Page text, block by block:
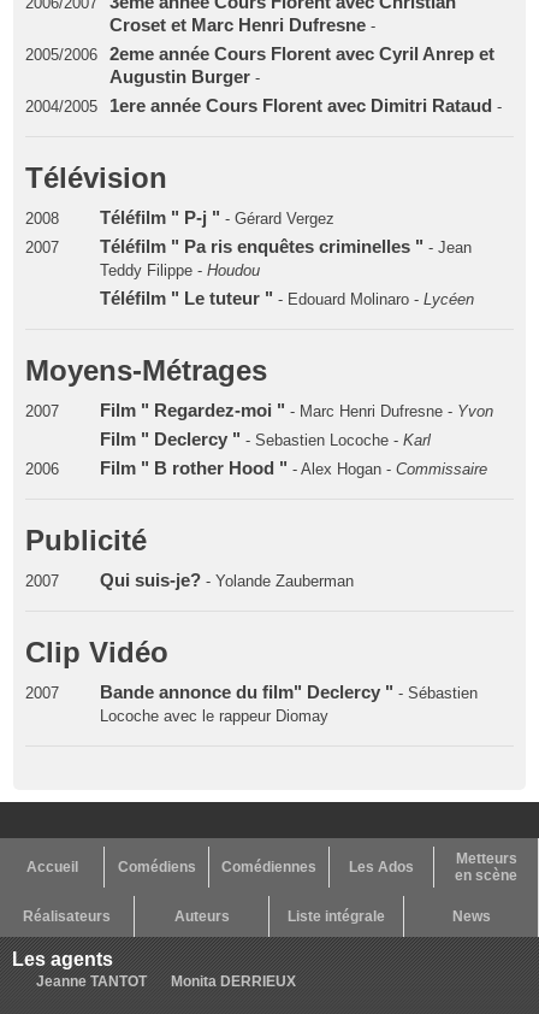
Croset et Marc Henri Dufresne -
2005/2006
2eme année Cours Florent avec Cyril Anrep et
Augustin Burger -
2004/2005
1ere année Cours Florent avec Dimitri Rataud -
Télévision
2008 Téléfilm " P-j " - Gérard Vergez
2007
Téléfilm " Pa ris enquêtes criminelles " - Jean
Teddy Filippe - Houdou
Téléfilm " Le tuteur " - Edouard Molinaro - Lycéen
Moyens-Métrages
2007 Film " Regardez-moi " - Marc Henri Dufresne - Yvon
Film " Declercy " - Sebastien Locoche - Karl
2006
Film " B rother Hood " - Alex Hogan - Commissaire
Publicité
2007 Qui suis-je?- Yolande Zauberman
Clip Vidéo
2007 Bande annonce du film" Declercy " - Sébastien
Locoche avec le rappeur Diomay
Accueil Comédiens Comédiennes Les Ados
Metteurs
en scène
Réalisateurs Auteurs Liste intégrale News
Les agents
Jeanne TANTOT Monita DERRIEUX